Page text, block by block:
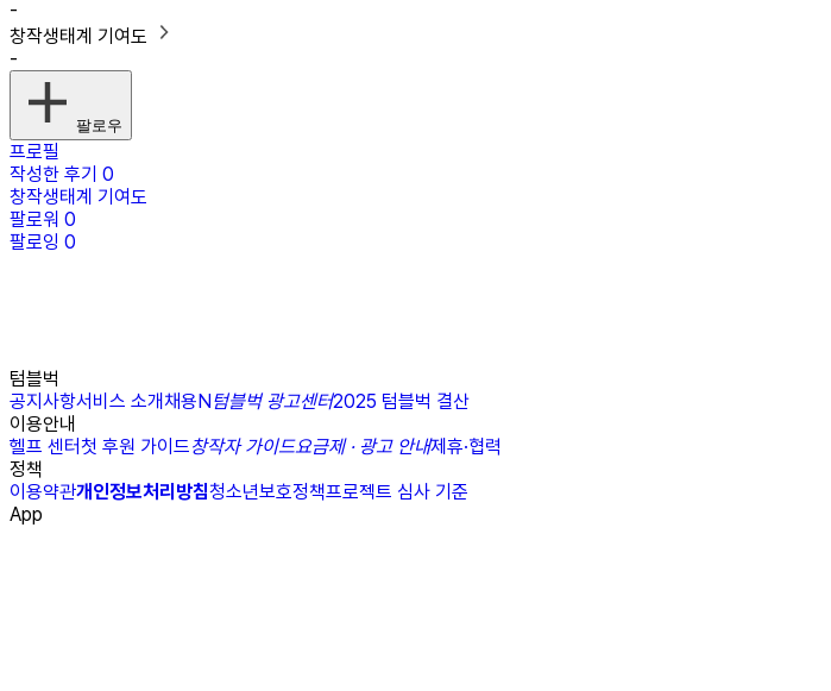
-
창작생태계 기여도
-
팔로우
프로필
작성한 후기 0
창작생태계 기여도
팔로워 0
팔로잉 0
텀블벅
공지사항서비스 소개채용N텀블벅 광고센터2025 텀블벅 결산
이용안내
헬프 센터첫 후원 가이드창작자 가이드요금제 · 광고 안내제휴·협력
정책
이용약관개인정보처리방침청소년보호정책프로젝트 심사 기준
App